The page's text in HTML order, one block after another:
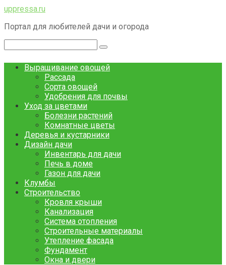
Перейти
контенту
uppressa.ru
Портал для любителей дачи и огорода
Выращивание овощей
Рассада
Сорта овощей
Удобрения для почвы
Уход за цветами
Болезни растений
Комнатные цветы
Деревья и кустарники
Дизайн дачи
Инвентарь для дачи
Печь в доме
Газон для дачи
Клумбы
Строительство
Кровля крыши
Канализация
Система отопления
Строительные материалы
Утепление фасада
Фундамент
Окна и двери